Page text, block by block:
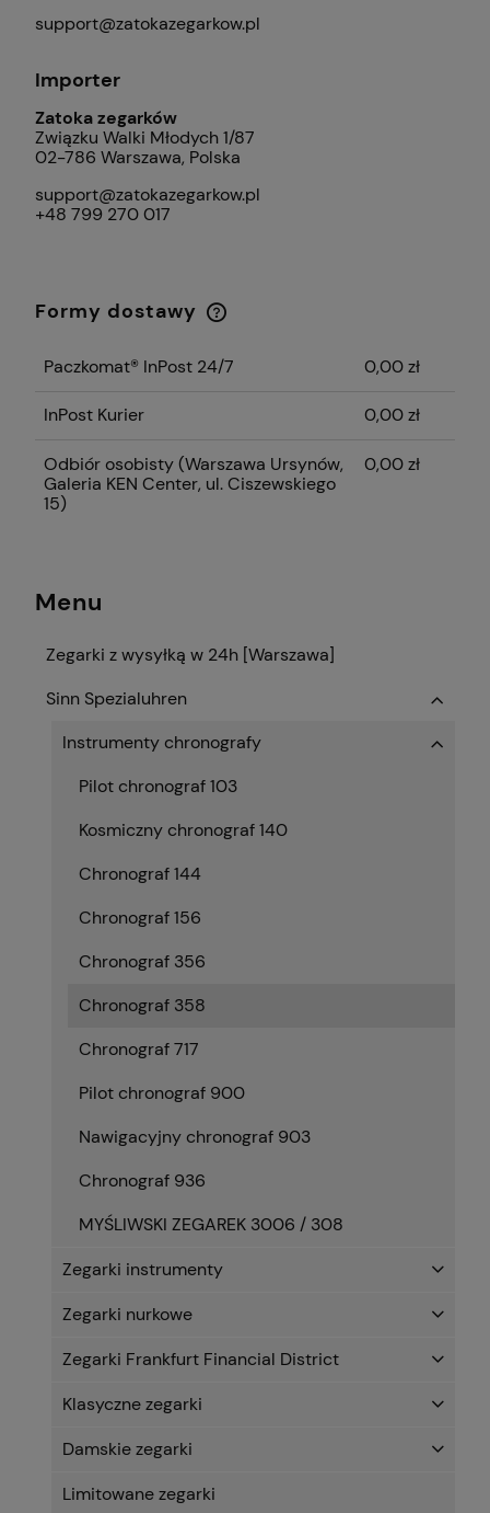
support@zatokazegarkow.pl
Importer
Zatoka zegarków
Związku Walki Młodych 1/87
02-786 Warszawa, Polska
support@zatokazegarkow.pl
+48 799 270 017
Formy dostawy
Cena nie zawiera ewentualnych kosztów
Paczkomat® InPost 24/7 0,00 zł
InPost Kurier 0,00 zł
Odbiór osobisty(Warszawa Ursynów,
Galeria KEN Center, ul. Ciszewskiego
15)
0,00 zł
Menu
Zegarki z wysyłką w 24h [Warszawa]
Sinn Spezialuhren
Instrumenty chronografy
Pilot chronograf 103
Kosmiczny chronograf 140
Chronograf 144
Chronograf 156
Chronograf 356
Chronograf 358
Chronograf 717
Pilot chronograf 900
Nawigacyjny chronograf 903
Chronograf 936
MYŚLIWSKI ZEGAREK 3006 / 308
Zegarki instrumenty
Zegarki nurkowe
Zegarki Frankfurt Financial District
Klasyczne zegarki
Damskie zegarki
Limitowane zegarki